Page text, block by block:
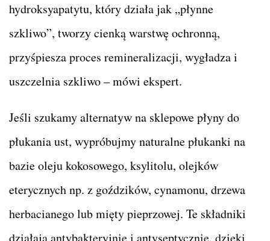
hydroksyapatytu, który działa jak „płynne
szkliwo”, tworzy cienką warstwę ochronną,
przyśpiesza proces remineralizacji, wygładza i
uszczelnia szkliwo – mówi ekspert.
Jeśli szukamy alternatyw na sklepowe płyny do
płukania ust, wypróbujmy naturalne płukanki na
bazie oleju kokosowego, ksylitolu, olejków
eterycznych np. z goździków, cynamonu, drzewa
herbacianego lub mięty pieprzowej. Te składniki